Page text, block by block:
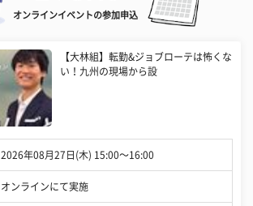
オンラインイベントの参加申込
【大林組】転勤&ジョブローテは怖くな
い！九州の現場から設
2026年08月27日(木) 15:00〜16:00
オンラインにて実施